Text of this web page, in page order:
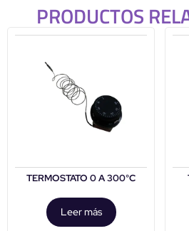
PRODUCTOS
TERMOSTATO 0 A 300°C
Leer más